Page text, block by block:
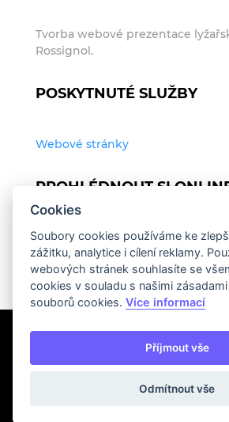
Tvorba webové prezentace
Rossignol.
POSKYTNUTÉ SLUŽBY
Webové stránky
PROHLÉDNOUT SI
http://www.skolarossignol.cz/
Cookies
Soubory cookies používáme ke
zážitku, analytice i cílení reklamy.
webových stránek souhlasíte se
cookies v souladu s našimi
souborů cookies.Více informací
Příjmout vše
Odmítnout vše